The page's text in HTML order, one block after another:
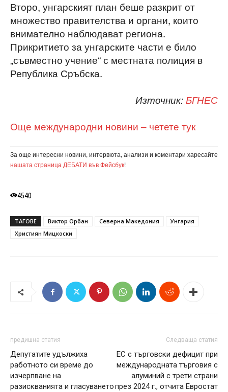
Второ, унгарският план беше разкрит от
множество правителства и органи, които
внимателно наблюдават региона.
Прикритието за унгарските части е било
„съвместно учение“ с местната полиция в
Република Сръбска.
Източник:БГНЕС
Още международни новини – четете тук
За още интересни новини, интервюта, анализи и коментари харесайте
нашата страница ДЕБАТИ във Фейсбук!
4540
ТАГОВЕ Виктор Орбан Северна Македония
Унгария
Християн Мицкоски
предишна статия
Депутатите удължиха
работното си време до
изчерпване на
разискванията и гласуването
Следваща статия
ЕС с търговски дефицит при
международната търговия с
алуминий с трети страни
през 2024 г., отчита Евростат